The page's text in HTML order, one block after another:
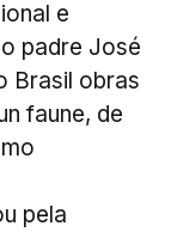
e
padre José
Brasil obras
faune, de
pela